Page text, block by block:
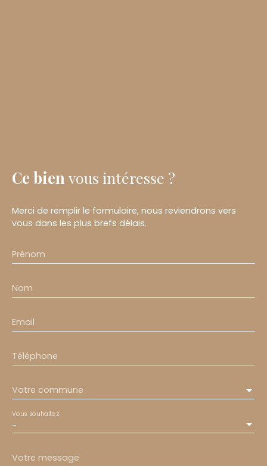
Ce bien vous intéresse ?
Merci de remplir le formulaire, nous reviendrons vers
vous dans les plus brefs délais.
Prénom
Nom
Email
Téléphone
Votre commune
-
Vous souhaitez
Votre message